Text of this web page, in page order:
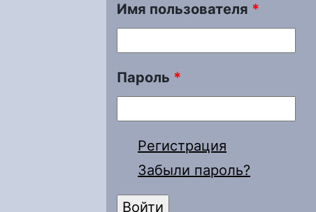
Имя пользователя *
Пароль *
Регистрация
Забыли пароль?